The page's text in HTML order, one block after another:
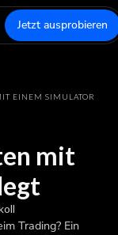
Jetzt ausprobieren
EINEM SIMULATOR
mit
Trading? Ein